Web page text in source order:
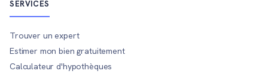
SERVICES
Trouver un expert
Estimer mon bien gratuitement
Calculateur d'hypothèques